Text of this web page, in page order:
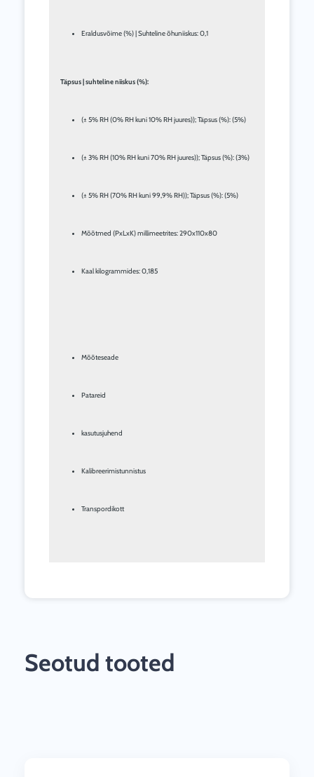
Eraldusvõime (%) | Suhteline õhuniiskus: 0,1
Täpsus | suhteline niiskus (%):
(± 5% RH (0% RH kuni 10% RH juures)); Täpsus (%): (5%)
(± 3% RH (10% RH kuni 70% RH juures)); Täpsus (%): (3%)
(± 5% RH (70% RH kuni 99,9% RH)); Täpsus (%): (5%)
Mõõtmed (PxLxK) millimeetrites: 290x110x80
Kaal kilogrammides: 0,185
Mõõteseade
Patareid
kasutusjuhend
Kalibreerimistunnistus
Transpordikott
Seotud tooted